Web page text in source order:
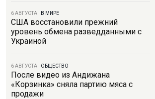
6 АВГУСТА В МИРЕ
США восстановили прежний
уровень обмена разведданными с
Украиной
6 АВГУСТА ОБЩЕСТВО
После видео из Андижана
«Корзинка» сняла партию мяса с
продажи